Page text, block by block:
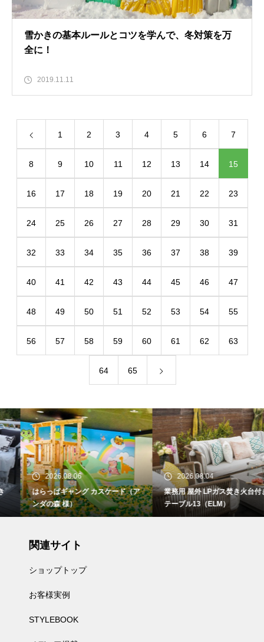
雪かきの基本ルールとコツを学んで、冬対策を万
全に！
2019.11.11
1 2 3 4 5 6 7
8 9 10 11 12 13 14 15
16 17 18 19 20 21 22 23
24 25 26 27 28 29 30 31
32 33 34 35 36 37 38 39
40 41 42 43 44 45 46 47
48 49 50 51 52 53 54 55
56 57 58 59 60 61 62 63
64 65
2026.08.06
はらっぱギャング カスケード（ア
ンダの森 様）
2026.08.04
業務用 屋外 LPガス焚き火台付き
テーブル13（ELM）
関連サイト
ショップトップ
お客様実例
STYLEBOOK